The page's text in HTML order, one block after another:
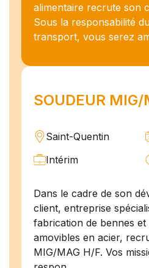
alimentaire recrute son
Sous la responsabilité
transport, vous serez
SOUDEUR
Saint-Quentin
Intérim
Dans le cadre de son
client, entreprise
fabrication de bennes
amovibles en acier,
MIG/MAG H/F. Vos